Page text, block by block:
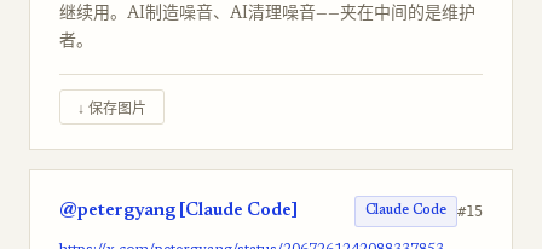
继续用。AI制造噪音、AI清理噪音——夹在中间的是维护
者。
↓ 保存图片
@petergyang [Claude Code] Claude Code #15